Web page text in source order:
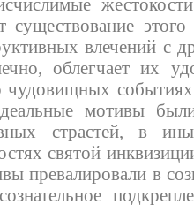
существование
влечений с
облегчает их
событиях
мотивы
страстей, в
святой
превалировали в